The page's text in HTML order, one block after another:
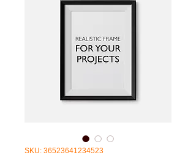
SKU: 36523641234523